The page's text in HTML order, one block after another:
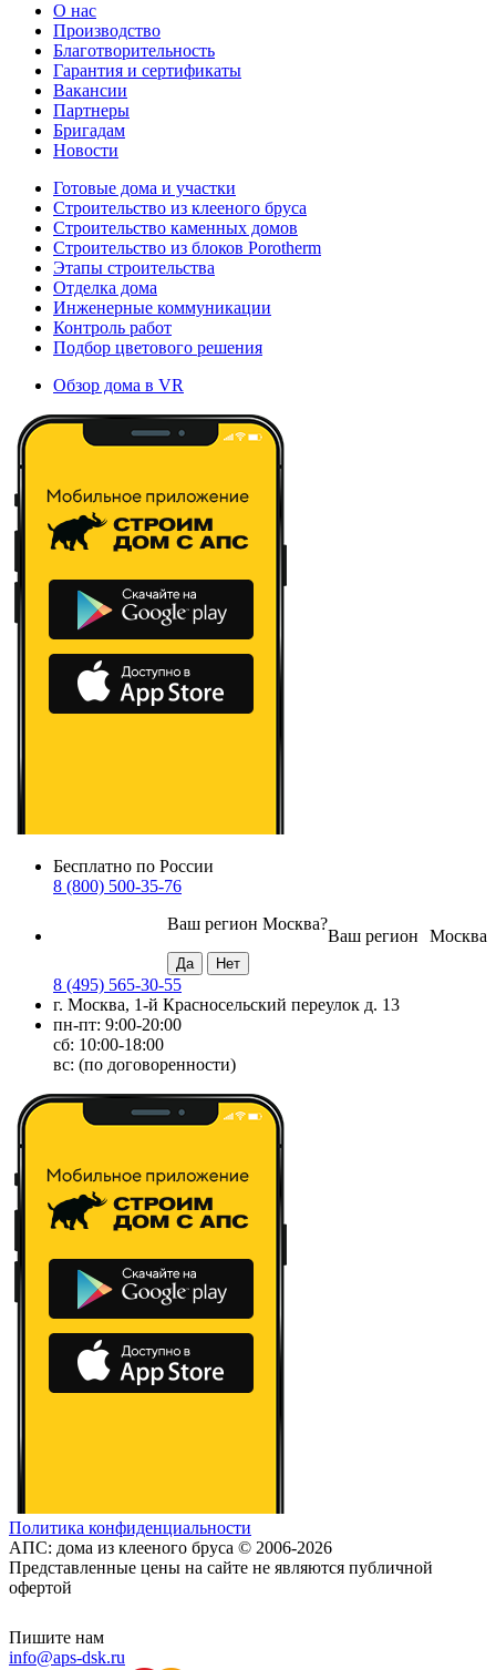
О нас
Производство
Благотворительность
Гарантия и сертификаты
Вакансии
Партнеры
Бригадам
Новости
Готовые дома и участки
Строительство из клееного бруса
Строительство каменных домов
Строительство из блоков Porotherm
Этапы строительства
Отделка дома
Инженерные коммуникации
Контроль работ
Подбор цветового решения
Обзор дома в VR
Бесплатно по России
8 (800) 500-35-76
Москва
Ваш регион
Ваш регион Москва?
8 (495) 565-30-55
г. Москва, 1-й Красносельский переулок д. 13
пн-пт: 9:00-20:00
сб: 10:00-18:00
вс: (по договоренности)
Политика конфиденциальности
АПС: дома из клееного бруса © 2006-2026
Представленные цены на сайте не являются публичной
офертой
Пишите нам
info@aps-dsk.ru